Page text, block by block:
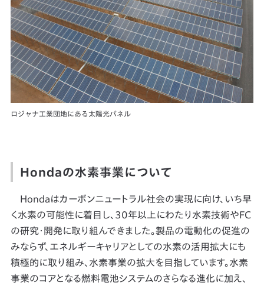
ロジャナ工業団地にある太陽光パネル
Hondaの水素事業について
Hondaはカーボンニュートラル社会の実現に向け、いち早
く水素の可能性に着目し、30年以上にわたり水素技術やFC
の研究・開発に取り組んできました。製品の電動化の促進の
みならず、エネルギーキャリアとしての水素の活用拡大にも
積極的に取り組み、水素事業の拡大を目指しています。水素
事業のコアとなる燃料電池システムのさらなる進化に加え、